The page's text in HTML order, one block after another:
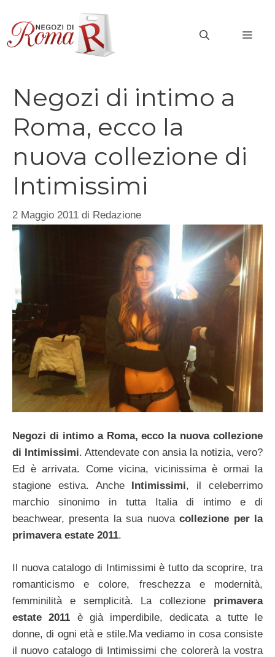
contenuto
Negozi di intimo a
Roma, ecco la
nuova collezione di
Intimissimi
2 Maggio 2011 di Redazione
Negozi di intimo a Roma, ecco la nuova collezione
di Intimissimi. Attendevate con ansia la notizia, vero?
Ed è arrivata. Come vicina, vicinissima è ormai la
stagione estiva. Anche
Intimissimi, il celeberrimo
marchio sinonimo in tutta Italia di intimo e di
beachwear, presenta la sua nuovacollezione per la
primavera estate 2011.
Il nuova catalogo di Intimissimi è tutto da scoprire, tra
romanticismo e colore, freschezza e modernità,
femminilità e semplicità. La collezione primavera
estate 2011 è già imperdibile, dedicata a tutte le
donne, di ogni età e stile.Ma vediamo in cosa consiste
il nuovo catalogo di Intimissimi che colorerà la vostra